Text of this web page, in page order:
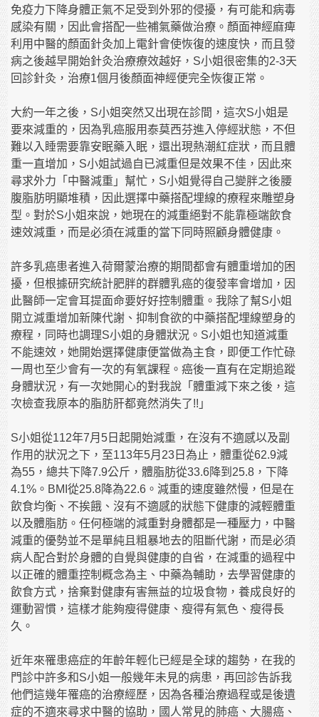
免疫力下降身體正氣不足受到外邪的侵擾，有可能和病毒
感染有關，因此會搭配一些補氣藥做治療。顏面神經麻痺
利用中醫的顏面針灸加上電針會使恢復的速度快，而且發
病之後越早開始針灸治療療效越好，S小姐很密集的2-3天
回診針灸，治療1個月後顏面神經便完全恢復正常。
大約一年之後，S小姐突然又出現在診間，這次S小姐是
要來減重的，因為乳癌服用泰莫西芬進入停經狀態，不但
難以入睡需要靠安眠藥入眠，還出現熱潮紅症狀，而且體
重一直增加，S小姐試過自已減重但是效果不佳，因此來
尋求外力「中醫減重」幫忙，S小姐覺得自己變胖之後腰
腹脂肪明顯堆積，因此選擇中藥搭配埋線的療程來雕塑身
型。對於S小姐來說，她現在的減重絕對不能靠極端飲食
速效減重，而是必須在減重的當下同時照顧身體健康。
許多乳癌患者進入荷爾蒙治療的期間都會有體重增加的困
擾，但根據研究統計肥胖的群體乳癌的復發率會增加，因
此醫師一定會耳提面命要好好控制體重。我除了幫S小姐
開立減重增加新陳代謝、抑制食欲的中藥搭配埋線塑身的
療程，同時也調理S小姐的身體狀況。S小姐也知道減重
不能速效，她開始選擇健康便當做為主食，即便工作忙碌
一周也至少會有一次的有氧課程。癌後一直有在定期追蹤
身體狀況，有一次她開心的對我說「體重減下來之後，這
次檢查我原本的脂肪肝都竟然消失了!!」
S小姐從112年7月5日起開始減重，在沒有不適感以及副
作用的狀況之下，至113年5月23日為止，體重從62.9減
為55，總共下降7.9公斤，體脂肪從33.6降到25.8，下降
4.1%。BMI從25.8降為22.6。減重的速度雖然慢，但是在
飲食均衡、不挨餓、沒有不適感的狀態下健康的減輕體重
以及體脂肪。任何極端的減重對身體都是一種壓力，中醫
減重的優勢並不是單純且粗暴地去的阻斷代謝，而是必須
病人配合對於身體的自覺與健康的自省，在減重的過程中
以正確的體重控制概念為主、中藥為輔助，去學習健康的
飲食方式，捨棄對健康有害無益的垃圾食物，養成良好的
運動習慣，這樣才能夠瘦得健康、瘦得有氣色、瘦得長
久。
近年來罹患癌症的年齡年輕化已經是全球的趨勢，在我的
門診中許多和S小姐一般幾年未見的病患，再回診告訴我
他們這幾年罹癌的治療經歷，因為各種治療過程或是後遺
症的不適來尋求中醫的協助，國人常見的肺癌、大腸癌、